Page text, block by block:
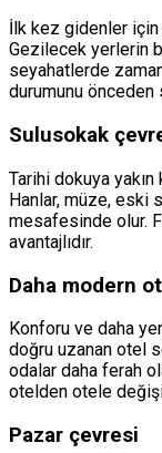
İlk kez gidenler
Gezilecek yerlerin
seyahatlerde
durumunu önceden
Sulusokak
Tarihi dokuya
Hanlar, müze, eski
mesafesinde olur.
avantajlıdır.
Daha modern
Konforu ve daha
doğru uzanan otel
odalar daha ferah
otelden otele
Pazar çevresi